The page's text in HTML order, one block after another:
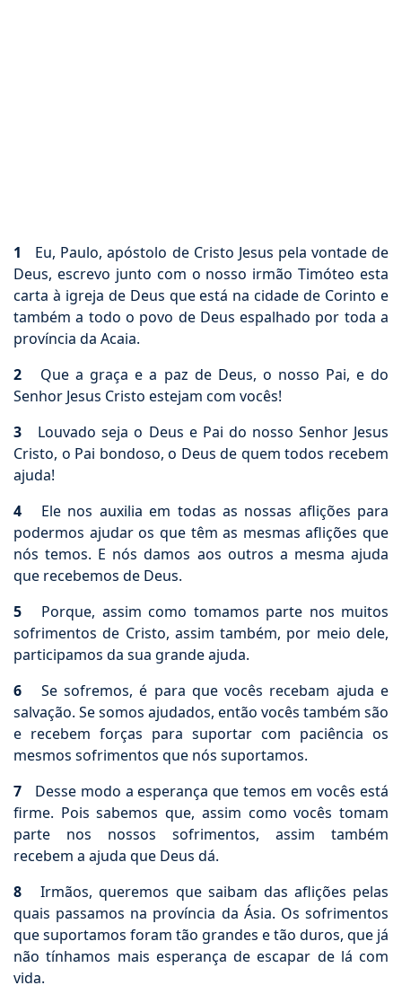
1 Eu, Paulo, apóstolo de Cristo Jesus pela vontade de
Deus, escrevo junto com o nosso irmão Timóteo esta
carta à igreja de Deus que está na cidade de Corinto e
também a todo o povo de Deus espalhado por toda a
província da Acaia.
2 Que a graça e a paz de Deus, o nosso Pai, e do
Senhor Jesus Cristo estejam com vocês!
3 Louvado seja o Deus e Pai do nosso Senhor Jesus
Cristo, o Pai bondoso, o Deus de quem todos recebem
ajuda!
4 Ele nos auxilia em todas as nossas aflições para
podermos ajudar os que têm as mesmas aflições que
nós temos. E nós damos aos outros a mesma ajuda
que recebemos de Deus.
5 Porque, assim como tomamos parte nos muitos
sofrimentos de Cristo, assim também, por meio dele,
participamos da sua grande ajuda.
6 Se sofremos, é para que vocês recebam ajuda e
salvação. Se somos ajudados, então vocês também são
e recebem forças para suportar com paciência os
mesmos sofrimentos que nós suportamos.
7 Desse modo a esperança que temos em vocês está
firme. Pois sabemos que, assim como vocês tomam
parte nos nossos sofrimentos, assim também
recebem a ajuda que Deus dá.
8 Irmãos, queremos que saibam das aflições pelas
quais passamos na província da Ásia. Os sofrimentos
que suportamos foram tão grandes e tão duros, que já
não tínhamos mais esperança de escapar de lá com
vida.